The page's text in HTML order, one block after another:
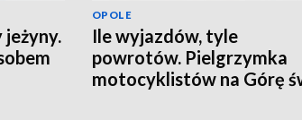
jeżyny.
OPOLE
Ile wyjazdów, tyle
powrotów. Pielgrzymka
motocyklistów na Górę